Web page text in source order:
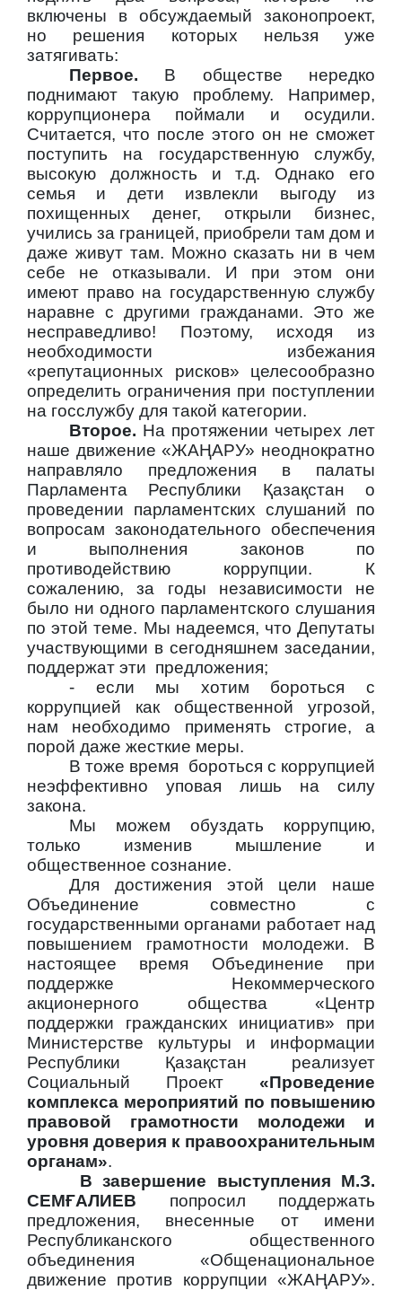
включены в обсуждаемый законопроект,
но решения которых нельзя уже
затягивать:
Первое. В обществе нередко
поднимают такую проблему. Например,
коррупционера поймали и осудили.
Считается, что после этого он не сможет
поступить на государственную службу,
высокую должность и т.д. Однако его
семья и дети извлекли выгоду из
похищенных денег, открыли бизнес,
учились за границей, приобрели там дом и
даже живут там. Можно сказать ни в чем
себе не отказывали. И при этом они
имеют право на государственную службу
наравне с другими гражданами. Это же
несправедливо! Поэтому, исходя из
необходимости избежания
«репутационных рисков» целесообразно
определить ограничения при поступлении
на госслужбу для такой категории.
Второе. На протяжении четырех лет
наше движение «ЖАҢАРУ» неоднократно
направляло предложения в палаты
Парламента Республики Қазақстан о
проведении парламентских слушаний по
вопросам законодательного обеспечения
и выполнения законов по
противодействию коррупции. К
сожалению, за годы независимости не
было ни одного парламентского слушания
по этой теме. Мы надеемся, что Депутаты
участвующими в сегодняшнем заседании,
поддержат эти предложения;
- если мы хотим бороться с
коррупцией как общественной угрозой,
нам необходимо применять строгие, а
порой даже жесткие меры.
В тоже время бороться с коррупцией
неэффективно уповая лишь на силу
закона.
Мы можем обуздать коррупцию,
только изменив мышление и
общественное сознание.
Для достижения этой цели наше
Объединение совместно с
государственными органами работает над
повышением грамотности молодежи. В
настоящее время Объединение при
поддержке Некоммерческого
акционерного общества «Центр
поддержки гражданских инициатив» при
Министерстве культуры и информации
Республики Қазақстан реализует
Социальный Проект «Проведение
комплекса мероприятий по повышению
правовой грамотности молодежи и
уровня доверия к правоохранительным
органам».
В завершение выступления
М.З.
СЕМҒАЛИЕВ попросил поддержать
предложения, внесенные от имени
Республиканского общественного
объединения «Общенациональное
движение против коррупции «ЖАҢАРУ».